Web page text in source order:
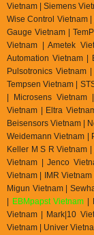
Vietnam | Siemens
Wise Control Vietnam
Gauge Vietnam |
Vietnam | Ametek
Automation Vietnam |
Pulsotronics Vietnam
Tempsen Vietnam |
| Microsens
Vietnam | Eltra
Beisensors Vietnam |
Weidemann Vietnam |
Keller M S R Vietnam
Vietnam | Jenco
Vietnam | IMR
Migun Vietnam |
EBMpapst Vietnam |
Vietnam | Mark|10
Vietnam | Univer